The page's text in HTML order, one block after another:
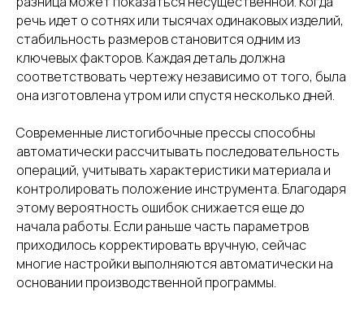
речь идет о сотнях или тысячах одинаковых изделий,
стабильность размеров становится одним из
ключевых факторов. Каждая деталь должна
соответствовать чертежу независимо от того, была
она изготовлена утром или спустя несколько дней.
Современные листогибочные прессы способны
автоматически рассчитывать последовательность
операций, учитывать характеристики материала и
контролировать положение инструмента. Благодаря
этому вероятность ошибок снижается еще до
начала работы. Если раньше часть параметров
приходилось корректировать вручную, сейчас
многие настройки выполняются автоматически на
основании производственной программы.